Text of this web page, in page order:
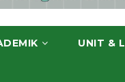
UNIT &